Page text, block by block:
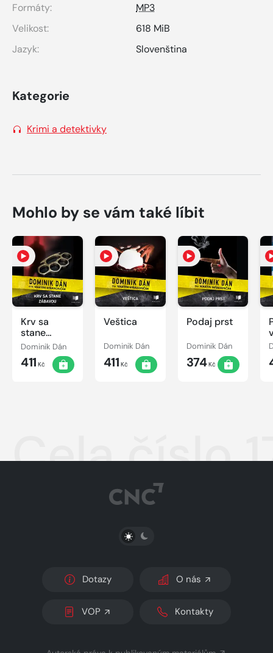
Formáty:
MP3
Velikost:
618 MiB
Jazyk:
Slovenština
Kategorie
Krimi a detektivky
Mohlo by se vám také líbit
Krv sa
stane
zábavou
Dominik Dán
411 Kč
Veštica
Dominik Dán
411 Kč
Podaj prst
Dominik Dán
374Kč
Cela číslo
PŘEPNOUT SVĚTLÝ/TMAVÝ REŽIM
Dotazy O nás
VOP Kontakty